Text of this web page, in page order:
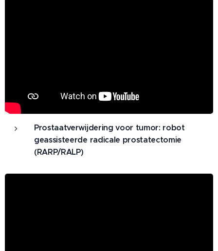
Prostaatverwijdering voor tumor: robot
geassisteerde radicale prostatectomie
(RARP/RALP)